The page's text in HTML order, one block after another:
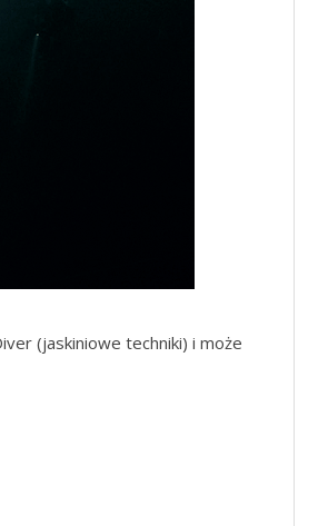
(jaskiniowe techniki) i może